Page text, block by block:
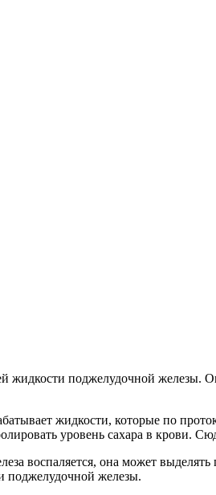
жидкости поджелудочной железы.
жидкости, которые по
уровень сахара в крови.
воспаляется, она может
поджелудочной железы.